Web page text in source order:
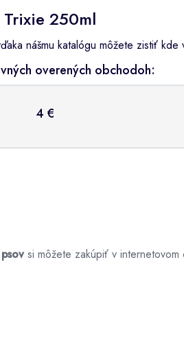
250ml
nášmu katalógu môžete zistiť
overených obchodoh:
4 €
si môžete zakúpiť v